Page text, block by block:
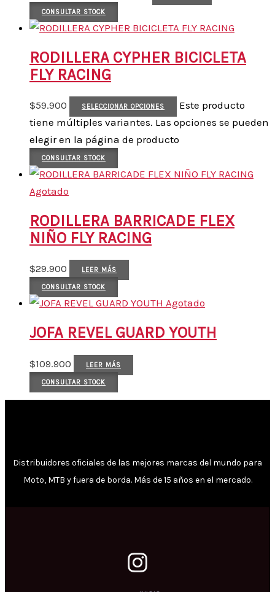
CONSULTAR STOCK
RODILLERA CYPHER BICICLETA
FLY RACING
$59.900 SELECCIONAR OPCIONES
Este producto
tiene múltiples variantes. Las opciones se pueden
elegir en la página de producto
CONSULTAR STOCK
Agotado
RODILLERA BARRICADE FLEX
NIÑO FLY RACING
$29.900 LEER MÁS
CONSULTAR STOCK
Agotado
JOFA REVEL GUARD YOUTH
$109.900 LEER MÁS
CONSULTAR STOCK
Distribuidores oficiales de las mejores marcas del mundo para
Moto, MTB y fuera de borda. Más de 15 años en el mercado.